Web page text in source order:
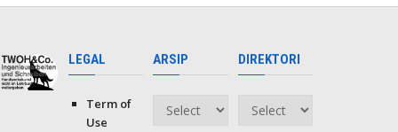
LEGAL
Term of
Use
ARSIP
Arsip
DIREKTORI
Direktori